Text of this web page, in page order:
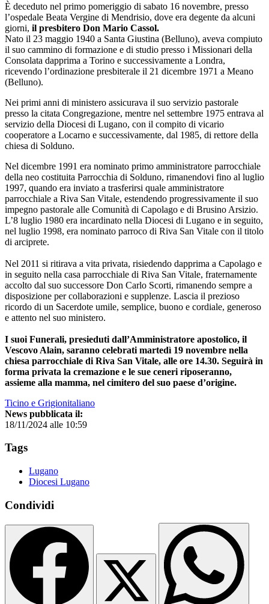
È deceduto nel primo pomeriggio di sabato 16 novembre, presso
l’ospedale Beata Vergine di Mendrisio, dove era degente da alcuni
giorni, il presbitero Don Mario Cassol.
Nato il 23 maggio 1940 a Santa Giustina (Belluno), aveva compiuto
il suo cammino di formazione e di studio presso i Missionari della
Consolata dapprima a Torino e successivamente a Londra,
ricevendo l’ordinazione presbiterale il 21 dicembre 1971 a Meano
(Belluno).
Nei primi anni di ministero assicurava il suo servizio pastorale
presso la citata Congregazione, mentre nel settembre 1975 entrava al
servizio della Diocesi di Lugano, con il compito di vicario
cooperatore a Locarno e successivamente, dal 1985, di rettore della
chiesa di Solduno.
Nel dicembre 1991 era nominato primo amministratore parrocchiale
della neo costituita Parrocchia di Solduno, rimanendovi fino al luglio
1997, quando era inviato a trasferirsi quale amministratore
parrocchiale a Riva San Vitale, estendendo progressivamente il suo
impegno pastorale alle Comunità di Capolago e di Brusino Arsizio.
L’8 luglio 1980 era incardinato nella Diocesi di Lugano e in seguito,
nel luglio 1998, era nominato parroco di Riva San Vitale con il titolo
di arciprete.
Nel 2011 si ritirava a vita privata, risiedendo dapprima a Capolago e
in seguito nella casa parrocchiale di Riva San Vitale, fraternamente
accolto dal suo successore Don Carlo Scorti, rimanendo sempre a
disposizione per collaborazioni e supplenze. Lascia il prezioso
ricordo di un Sacerdote umile, semplice, buono e cordiale, generoso
e attento nel suo ministero.
I suoi Funerali, presieduti dall’Amministratore apostolico, il
Vescovo Alain, saranno celebrati martedì 19 novembre nella
chiesa parrocchiale di Riva San Vitale, alle ore 14.30. Seguirà in
forma privata la cremazione e le sue ceneri riposeranno,
assieme alla mamma, nel cimitero del suo paese d’origine.
Ticino e Grigionitaliano
News pubblicata il:
18/11/2024 alle 10:59
Tags
Lugano
Diocesi Lugano
Condividi